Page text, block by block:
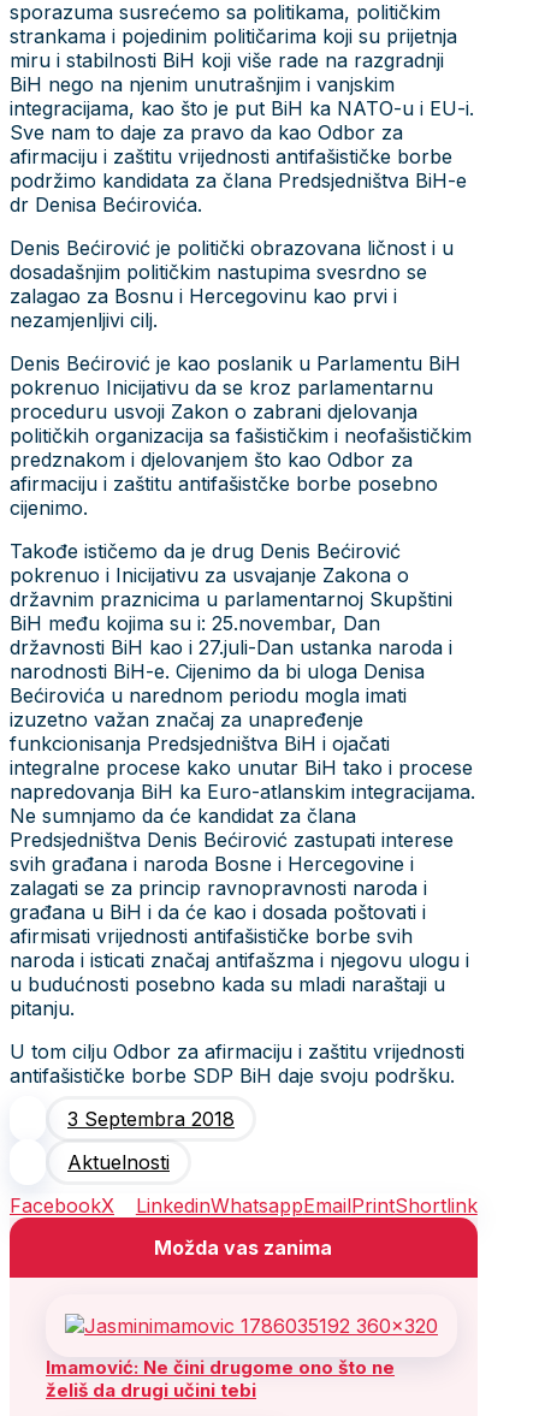
sporazuma susrećemo sa politikama, političkim
strankama i pojedinim političarima koji su prijetnja
miru i stabilnosti BiH koji više rade na razgradnji
BiH nego na njenim unutrašnjim i vanjskim
integracijama, kao što je put BiH ka NATO-u i EU-i.
Sve nam to daje za pravo da kao Odbor za
afirmaciju i zaštitu vrijednosti antifašističke borbe
podržimo kandidata za člana Predsjedništva BiH-e
dr Denisa Bećirovića.
Denis Bećirović je politički obrazovana ličnost i u
dosadašnjim političkim nastupima svesrdno se
zalagao za Bosnu i Hercegovinu kao prvi i
nezamjenljivi cilj.
Denis Bećirović je kao poslanik u Parlamentu BiH
pokrenuo Inicijativu da se kroz parlamentarnu
proceduru usvoji Zakon o zabrani djelovanja
političkih organizacija sa fašističkim i neofašističkim
predznakom i djelovanjem što kao Odbor za
afirmaciju i zaštitu antifašistčke borbe posebno
cijenimo.
Takođe ističemo da je drug Denis Bećirović
pokrenuo i Inicijativu za usvajanje Zakona o
državnim praznicima u parlamentarnoj Skupštini
BiH među kojima su i: 25.novembar, Dan
državnosti BiH kao i 27.juli-Dan ustanka naroda i
narodnosti BiH-e. Cijenimo da bi uloga Denisa
Bećirovića u narednom periodu mogla imati
izuzetno važan značaj za unapređenje
funkcionisanja Predsjedništva BiH i ojačati
integralne procese kako unutar BiH tako i procese
napredovanja BiH ka Euro-atlanskim integracijama.
Ne sumnjamo da će kandidat za člana
Predsjedništva Denis Bećirović zastupati interese
svih građana i naroda Bosne i Hercegovine i
zalagati se za princip ravnopravnosti naroda i
građana u BiH i da će kao i dosada poštovati i
afirmisati vrijednosti antifašističke borbe svih
naroda i isticati značaj antifašzma i njegovu ulogu i
u budućnosti posebno kada su mladi naraštaji u
pitanju.
U tom cilju Odbor za afirmaciju i zaštitu vrijednosti
antifašističke borbe SDP BiH daje svoju podršku.
3 Septembra 2018
Aktuelnosti
FacebookX LinkedinWhatsappEmailPrintShortlink
Možda vas zanima
Imamović: Ne čini drugome ono što ne
želiš da drugi učini tebi